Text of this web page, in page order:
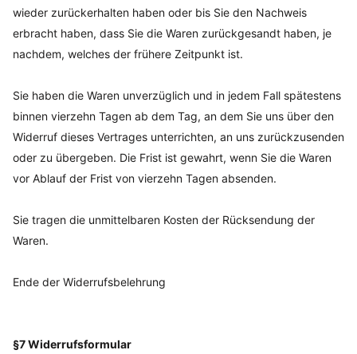
wieder zurückerhalten haben oder bis Sie den Nachweis
erbracht haben, dass Sie die Waren zurückgesandt haben, je
nachdem, welches der frühere Zeitpunkt ist.
Sie haben die Waren unverzüglich und in jedem Fall spätestens
binnen vierzehn Tagen ab dem Tag, an dem Sie uns über den
Widerruf dieses Vertrages unterrichten, an uns zurückzusenden
oder zu übergeben. Die Frist ist gewahrt, wenn Sie die Waren
vor Ablauf der Frist von vierzehn Tagen absenden.
Sie tragen die unmittelbaren Kosten der Rücksendung der
Waren.
Ende der Widerrufsbelehrung
§7 Widerrufsformular